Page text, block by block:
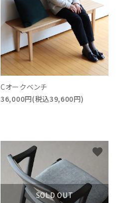
Cオークベンチ
36,000円(税込39,600円)
SOLD OUT
favorite